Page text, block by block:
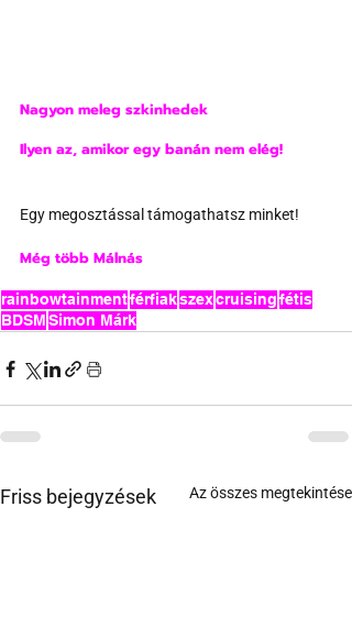
Nagyon meleg szkinhedek
Ilyen az, amikor egy banán nem elég!
Egy megosztással támogathatsz minket!
Még több Málnás
rainbowtainmentférfiakszexcruisingfétis
BDSMSimon Márk
Friss bejegyzések Az összes megtekintése